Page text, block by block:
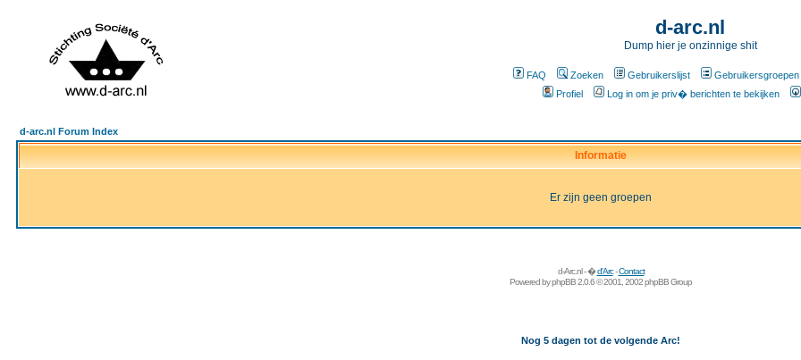
d-arc.nl
Dump hier je onzinnige shit
FAQ Zoeken Gebruikerslijst Gebruikersgroepen
Profiel
Log in om je priv� berichten te bekijken
d-arc.nl Forum Index
Informatie
Er zijn geen groepen
d-Arc.nl - �d'Arc-Contact
Powered byphpBB2.0.6 © 2001, 2002 phpBB Group
Nog 5 dagen tot de volgende Arc!